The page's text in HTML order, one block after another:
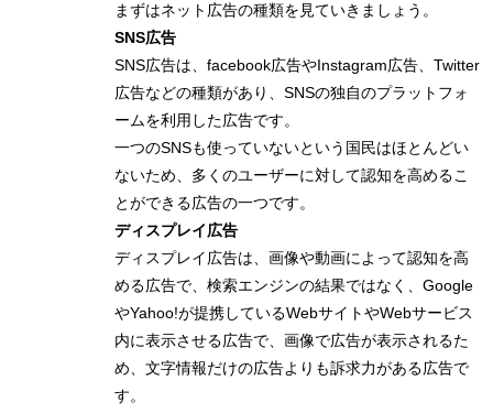
まずはネット広告の種類を見ていきましょう。
SNS広告
SNS広告は、facebook広告やInstagram広告、Twitter
広告などの種類があり、SNSの独自のプラットフォ
ームを利用した広告です。
一つのSNSも使っていないという国民はほとんどい
ないため、多くのユーザーに対して認知を高めるこ
とができる広告の一つです。
ディスプレイ広告
ディスプレイ広告は、画像や動画によって認知を高
める広告で、検索エンジンの結果ではなく、Google
やYahoo!が提携しているWebサイトやWebサービス
内に表示させる広告で、画像で広告が表示されるた
め、文字情報だけの広告よりも訴求力がある広告で
す。